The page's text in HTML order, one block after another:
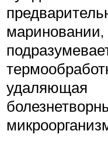
мариновании,
удаляющая